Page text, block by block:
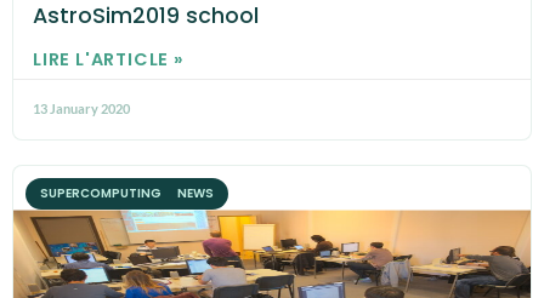
AstroSim2019 school
LIRE L'ARTICLE »
13 January 2020
SUPERCOMPUTING NEWS